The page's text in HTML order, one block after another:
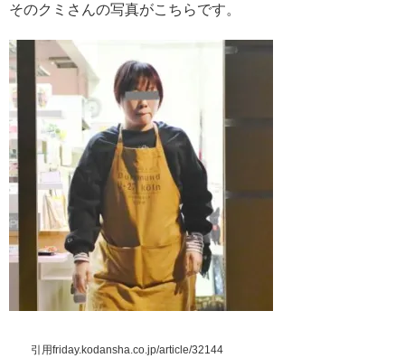
そのクミさんの写真がこちらです。
引用friday.kodansha.co.jp/article/32144